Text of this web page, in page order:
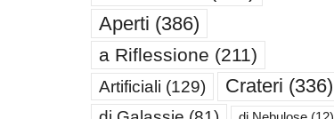
Aperti (386)
a Riflessione (211)
Artificiali (129) Crateri (336)